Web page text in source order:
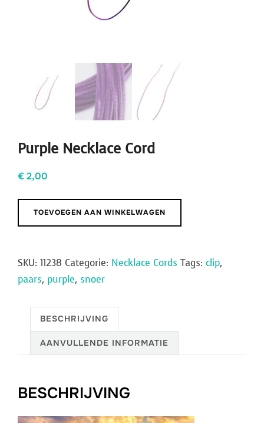
Purple Necklace Cord
€2,00
Necklace
TOEVOEGEN AAN WINKELWAGEN
SKU: 11238 Categorie: Necklace Cords Tags: clip,
paars, purple, snoer
BESCHRIJVING
AANVULLENDE INFORMATIE
BESCHRIJVING